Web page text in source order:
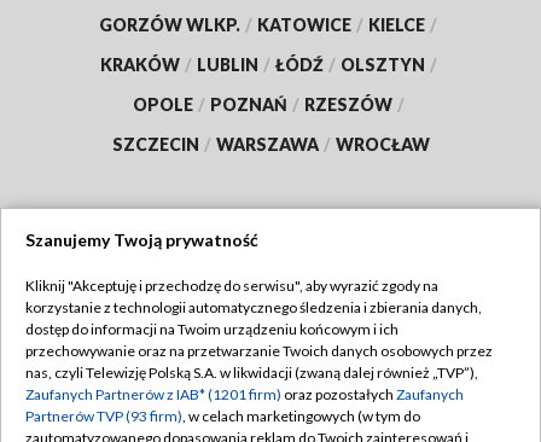
GORZÓW WLKP. / KATOWICE / KIELCE /
KRAKÓW / LUBLIN / ŁÓDŹ / OLSZTYN /
OPOLE / POZNAŃ / RZESZÓW /
SZCZECIN / WARSZAWA / WROCŁAW
TVP
Abonament TVP
Emisja w TVP
Centrum informacji TVP
Regulamin TVP
Polityka prywatności
Moje zgody
Szanujemy Twoją prywatność
Kliknij "Akceptuję i przechodzę do serwisu", aby wyrazić zgody na
korzystanie z technologii automatycznego śledzenia i zbierania danych,
dostęp do informacji na Twoim urządzeniu końcowym i ich
przechowywanie oraz na przetwarzanie Twoich danych osobowych przez
nas, czyli Telewizję Polską S.A. w likwidacji (zwaną dalej również „TVP”),
Zaufanych Partnerów z IAB* (1201 firm) oraz pozostałych Zaufanych
Partnerów TVP (93 firm), w celach marketingowych (w tym do
zautomatyzowanego dopasowania reklam do Twoich zainteresowań i